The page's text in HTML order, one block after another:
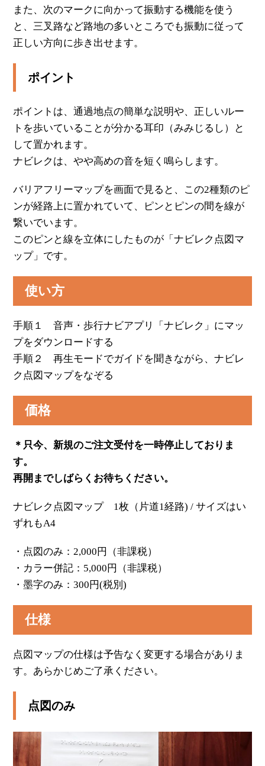
また、次のマークに向かって振動する機能を使う
と、三叉路など路地の多いところでも振動に従って
正しい方向に歩き出せます。
ポイント
ポイントは、通過地点の簡単な説明や、正しいルー
トを歩いていることが分かる耳印（みみじるし）と
して置かれます。
ナビレクは、やや高めの音を短く鳴らします。
バリアフリーマップを画面で見ると、この2種類のピ
ンが経路上に置かれていて、ピンとピンの間を線が
繋いでいます。
このピンと線を立体にしたものが「ナビレク点図マ
ップ」です。
使い方
手順１ 音声・歩行ナビアプリ「ナビレク」にマッ
プをダウンロードする
手順２ 再生モードでガイドを聞きながら、ナビレ
ク点図マップをなぞる
価格
＊只今、新規のご注文受付を一時停止しておりま
す。
再開までしばらくお待ちください。
ナビレク点図マップ 1枚（片道1経路) / サイズはい
ずれもA4
・点図のみ：2,000円（非課税）
・カラー併記：5,000円（非課税）
・墨字のみ：300円(税別)
仕様
点図マップの仕様は予告なく変更する場合がありま
す。あらかじめご了承ください。
点図のみ